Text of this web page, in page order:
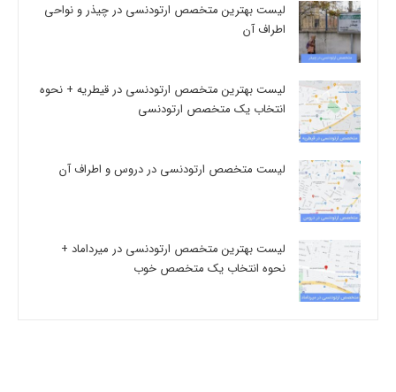
لیست بهترین متخصص ارتودنسی در چیذر و نواحی
اطراف آن
لیست بهترین متخصص ارتودنسی در قیطریه + نحوه
انتخاب یک متخصص ارتودنسی
لیست متخصص ارتودنسی در دروس و اطراف آن
لیست بهترین متخصص ارتودنسی در میرداماد +
نحوه انتخاب یک متخصص خوب